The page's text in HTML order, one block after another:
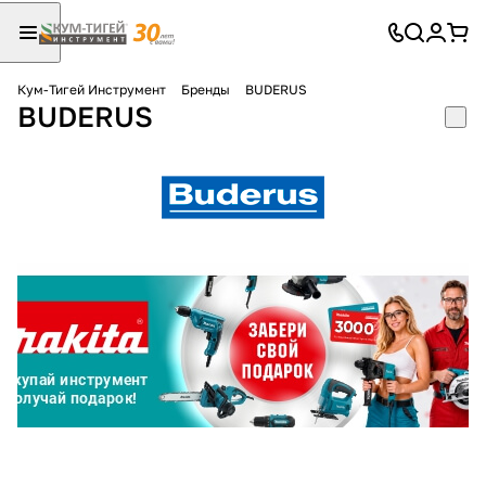
Кум-Тигей Инструмент Бренды BUDERUS
BUDERUS
Для клиентов всех банков
на части
График платежей
Сегодня
25%